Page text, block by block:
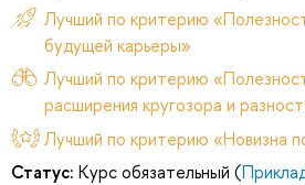
Лучший по критерию
будущей карьеры»
Лучший по критерию
расширения кругозора и
Лучший по критерию «Новизна
Статус: Курс обязательный (